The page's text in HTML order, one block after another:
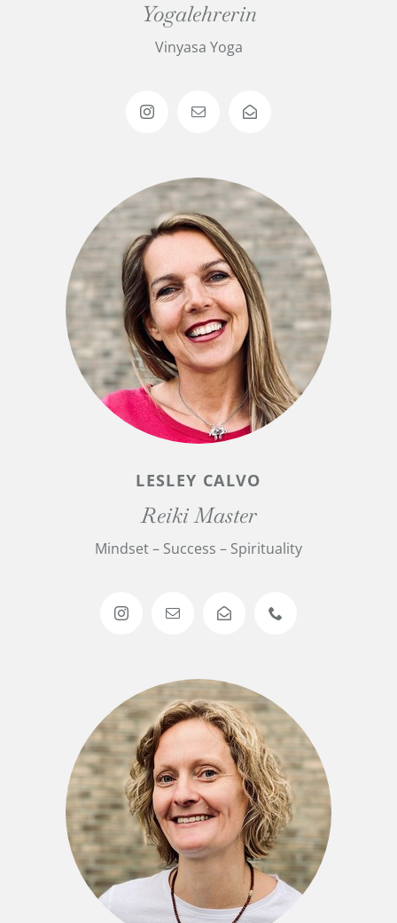
Yogalehrerin
Vinyasa Yoga
LESLEY CALVO
Reiki Master
Mindset – Success – Spirituality